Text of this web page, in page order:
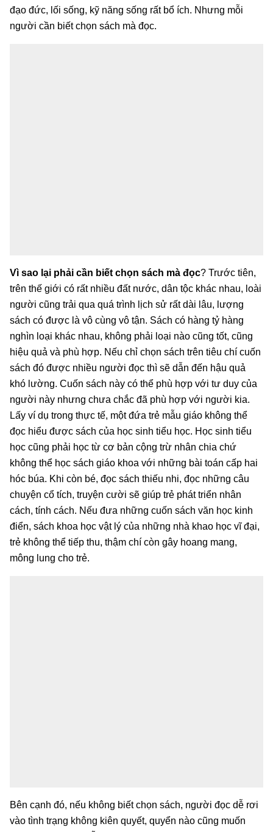
đạo đức, lối sống, kỹ năng sống rất bổ ích. Nhưng mỗi
người cần biết chọn sách mà đọc.
Vì sao lại phải cần biết chọn sách mà đọc? Trước tiên,
trên thế giới có rất nhiều đất nước, dân tộc khác nhau, loài
người cũng trải qua quá trình lịch sử rất dài lâu, lượng
sách có được là vô cùng vô tận. Sách có hàng tỷ hàng
nghìn loại khác nhau, không phải loại nào cũng tốt, cũng
hiệu quả và phù hợp. Nếu chỉ chọn sách trên tiêu chí cuốn
sách đó được nhiều người đọc thì sẽ dẫn đến hậu quả
khó lường. Cuốn sách này có thể phù hợp với tư duy của
người này nhưng chưa chắc đã phù hợp với người kia.
Lấy ví dụ trong thực tế, một đứa trẻ mẫu giáo không thể
đọc hiểu được sách của học sinh tiểu học. Học sinh tiểu
học cũng phải học từ cơ bản cộng trừ nhân chia chứ
không thể học sách giáo khoa với những bài toán cấp hai
hóc búa. Khi còn bé, đọc sách thiếu nhi, đọc những câu
chuyện cổ tích, truyện cười sẽ giúp trẻ phát triển nhân
cách, tính cách. Nếu đưa những cuốn sách văn học kinh
điển, sách khoa học vật lý của những nhà khao học vĩ đại,
trẻ không thể tiếp thu, thậm chí còn gây hoang mang,
mông lung cho trẻ.
Bên cạnh đó, nếu không biết chọn sách, người đọc dễ rơi
vào tình trạng không kiên quyết, quyển nào cũng muốn